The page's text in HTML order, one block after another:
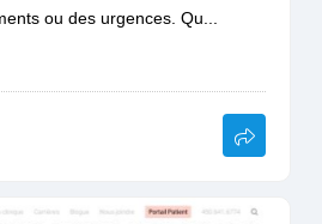
ou des urgences. Qu...